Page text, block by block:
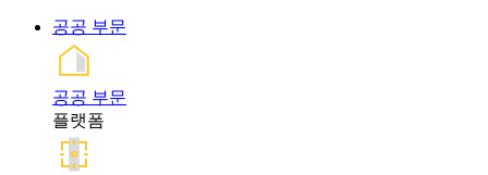
공공 부문
공공 부문
플랫폼